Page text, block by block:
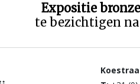
Expositie
te bezichtigen